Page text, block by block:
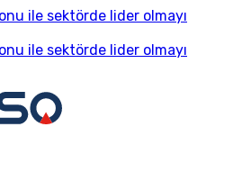
ile sektörde lider olmayı
ile sektörde lider olmayı